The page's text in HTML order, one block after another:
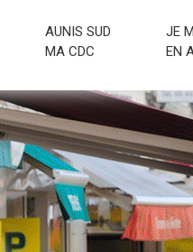
AUNIS SUD
MA CDC
JE
EN